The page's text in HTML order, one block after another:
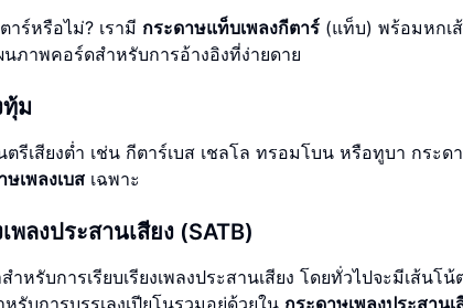
าร์หรือไม่? เรามี กระดาษแท็บเพลงกีตาร์ (แท็บ) พร้อมหกเ
ภาพคอร์ดสำหรับการอ้างอิงที่ง่ายดาย
ทุ้ม
ตรีเสียงต่ำ เช่น กีตาร์เบส เชลโล ทรอมโบน หรือทูบา กระ
ษเพลงเบส เฉพาะ
พลงประสานเสียง (SATB)
หรับการเรียบเรียงเพลงประสานเสียง โดยทั่วไปจะมีเส้นโ
บการบรรเลงเปียโนรวมอยู่ด้วยใน กระดาษเพลงประสานเ